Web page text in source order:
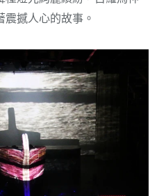
撼人心的故事。